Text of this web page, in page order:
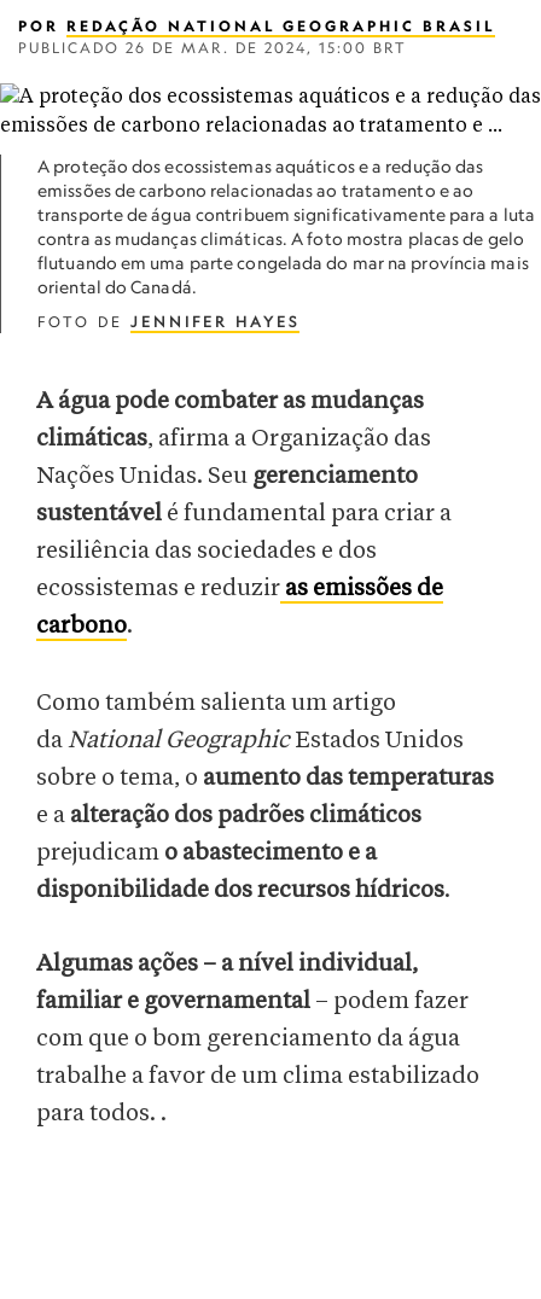
POR REDAÇÃO NATIONAL GEOGRAPHIC BRASIL
PUBLICADO 26 DE MAR. DE 2024, 15:00 BRT
A proteção dos ecossistemas aquáticos e a redução das
emissões de carbono relacionadas ao tratamento e ao
transporte de água contribuem significativamente para a luta
contra as mudanças climáticas. A foto mostra placas de gelo
flutuando em uma parte congelada do mar na província mais
oriental do Canadá.
FOTO DE JENNIFER HAYES
A água pode combater as mudanças
climáticas, afirma a Organização das
Nações Unidas. Seu gerenciamento
sustentável é fundamental para criar a
resiliência das sociedades e dos
ecossistemas e reduzir as emissões de
carbono.
Como também salienta um artigo
daNational GeographicEstados Unidos
sobre o tema, o aumento das temperaturas
e a alteração dos padrões climáticos
prejudicam o abastecimento e a
disponibilidade dos recursos hídricos.
Algumas ações – a nível individual,
familiar e governamental – podem fazer
com que o bom gerenciamento da água
trabalhe a favor de um clima estabilizado
para todos. .